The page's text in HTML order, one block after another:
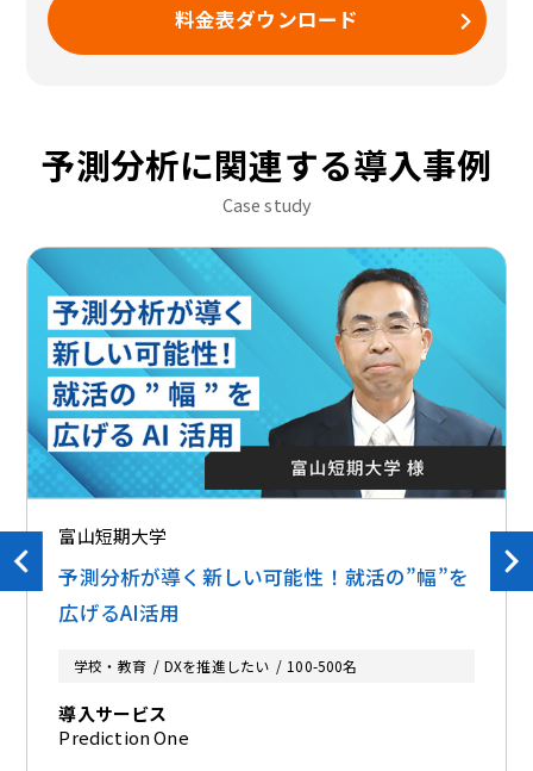
料金表ダウンロード
予測分析に関連する導入事例
Case study
富山短期大学
予測分析が導く新しい可能性！就活の”幅”を
広げるAI活用
学校・教育 DXを推進したい 100-500名
導入サービス
Prediction One